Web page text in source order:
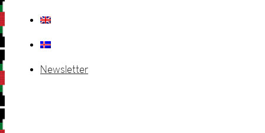
Newsletter